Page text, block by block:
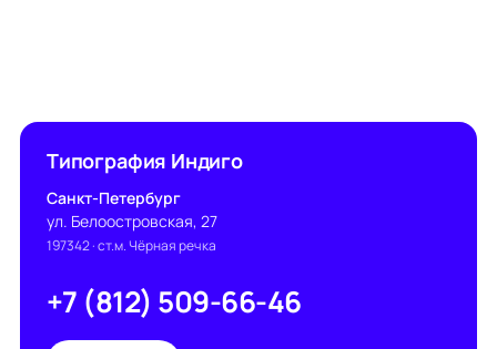
Типография Индиго
Санкт-Петербург
ул. Белоостровская, 27
197342· ст.м. Чёрная речка
+7 (812) 509-66-46